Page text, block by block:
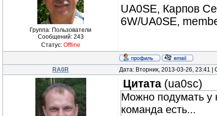
Группа: Пользователи
Сообщений: 243
Статус: Offline
UA0SE, Карпов
6W/UA0SE,
RA0R Дата: Вторник, 2013-03-26, 23:41
Цитата (ua0sc)
Можно подумать у
команда есть...